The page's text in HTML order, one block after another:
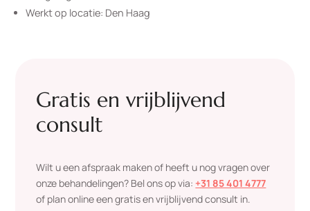
Werkt op locatie: Den Haag
Gratis en vrijblijvend
consult
Wilt u een afspraak maken of heeft u nog vragen over
onze behandelingen? Bel ons op via: +31 85 401 4777
of plan online een gratis en vrijblijvend consult in.